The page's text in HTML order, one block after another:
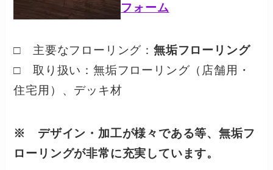
フォーム
□ 主要なフローリング：無垢フローリング
□ 取り扱い：無垢フローリング（店舗用・
住宅用）、デッキ材
※ デザイン・加工が様々である等、無垢フ
ローリングが非常に充実しています。